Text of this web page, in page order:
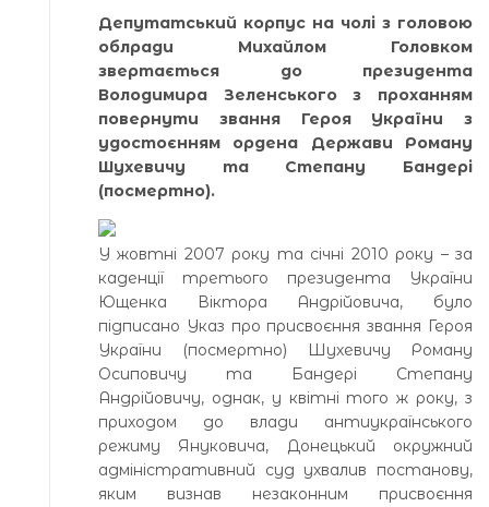
Депутатський корпус на чолі з головою
облради Михайлом Головком
звертається до президента
Володимира Зеленського з проханням
повернути звання Героя України з
удостоєнням ордена Держави Роману
Шухевичу та Степану Бандері
(посмертно).
У жовтні 2007 року та січні 2010 року – за
каденції третього президента України
Ющенка Віктора Андрійовича, було
підписано Указ про присвоєння звання Героя
України (посмертно) Шухевичу Роману
Осиповичу та Бандері Степану
Андрійовичу, однак, у квітні того ж року, з
приходом до влади антиукраїнського
режиму Януковича, Донецький окружний
адміністративний суд ухвалив постанову,
яким визнав незаконним присвоєння